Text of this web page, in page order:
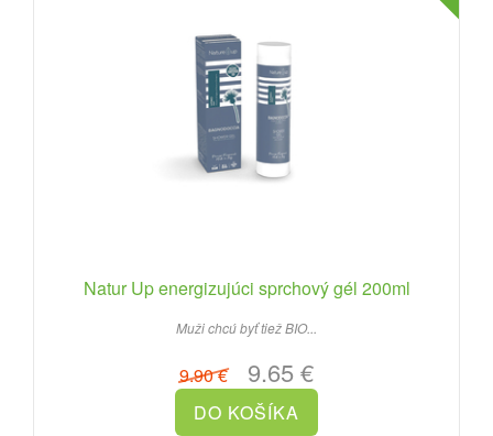
Natur Up energizujúci sprchový gél 200ml
Muži chcú byť tiež BIO...
9.90 €9.65 €